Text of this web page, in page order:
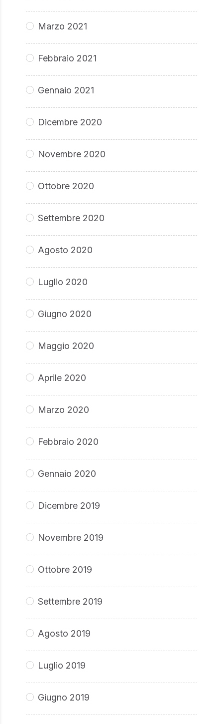
Marzo 2021
Febbraio 2021
Gennaio 2021
Dicembre 2020
Novembre 2020
Ottobre 2020
Settembre 2020
Agosto 2020
Luglio 2020
Giugno 2020
Maggio 2020
Aprile 2020
Marzo 2020
Febbraio 2020
Gennaio 2020
Dicembre 2019
Novembre 2019
Ottobre 2019
Settembre 2019
Agosto 2019
Luglio 2019
Giugno 2019